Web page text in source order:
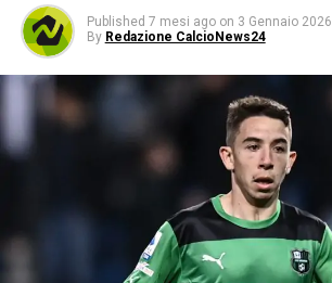
Published 7 mesi ago on 3 Gennaio 2026
By Redazione CalcioNews24